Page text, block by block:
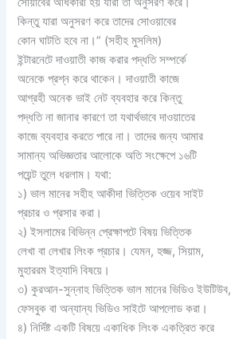
কিন্তু যারা অনুসরণ করে তাদের সোওয়াবের
কোন ঘাটতি হবে না।” (সহীহ মুসলিম)
ইন্টারনেটে দাওয়াতী কাজ করার পদ্ধতি সম্পর্কে
অনেকে প্রশ্ন করে থাকেন। দাওয়াতী কাজে
আগ্রহী অনেক ভাই নেট ব্যবহার করে কিন্তু
পদ্ধতি না জানার কারণে তা যথার্থভাবে দাওয়াতের
কাজে ব্যবহার করতে পারে না। তাদের জন্য আমার
সামান্য অভিজ্ঞতার আলোকে অতি সংক্ষেপে ১৬টি
পয়েন্ট তুলে ধরলাম। যথা:
১) ভাল মানের সহীহ আকীদা ভিত্তিক ওয়েব সাইট
প্রচার ও প্রসার করা।
২) ইসলামের বিভিন্ন প্রেক্ষাপটে বিষয় ভিত্তিক
লেখা বা লেখার লিংক প্রচার। যেমন, হজ্জ, সিয়াম,
মুহাররম ইত্যাদি বিষয়ে।
৩) কুরআন-সুন্নাহ ভিত্তিক ভাল মানের ভিডিও ইউটিউব,
ফেসবুক বা অন্যান্য ভিডিও সাইটে আপলোড করা।
৪) নির্দিষ্ট একটি বিষয়ে একাধিক লিংক একত্রিত করে